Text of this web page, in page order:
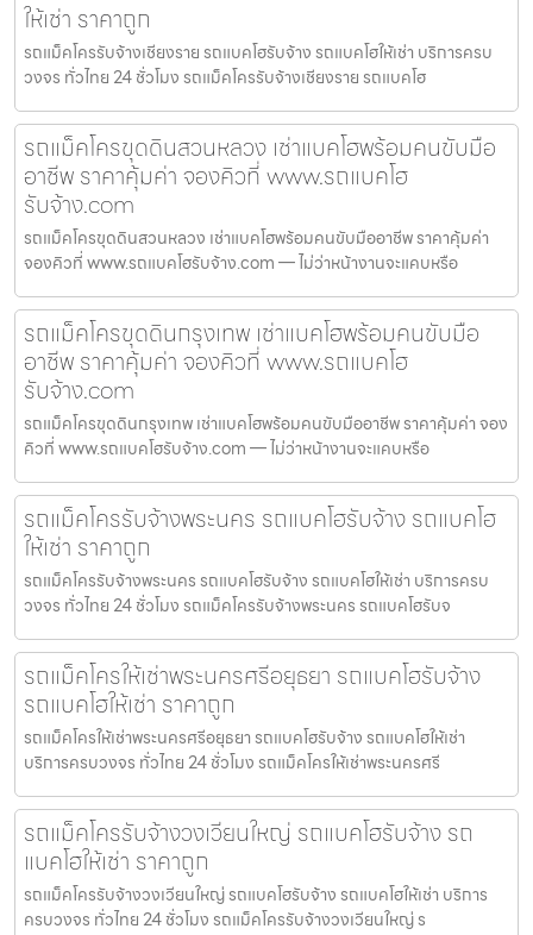
ให้เช่า ราคาถูก
รถแม็คโครรับจ้างเชียงราย รถแบคโฮรับจ้าง รถแบคโฮให้เช่า บริการครบ
วงจร ทั่วไทย 24 ชั่วโมง รถแม็คโครรับจ้างเชียงราย รถแบคโฮ
รถแม็คโครขุดดินสวนหลวง เช่าแบคโฮพร้อมคนขับมือ
อาชีพ ราคาคุ้มค่า จองคิวที่ www.รถแบคโฮ
รับจ้าง.com
รถแม็คโครขุดดินสวนหลวง เช่าแบคโฮพร้อมคนขับมืออาชีพ ราคาคุ้มค่า
จองคิวที่ www.รถแบคโฮรับจ้าง.com — ไม่ว่าหน้างานจะแคบหรือ
รถแม็คโครขุดดินกรุงเทพ เช่าแบคโฮพร้อมคนขับมือ
อาชีพ ราคาคุ้มค่า จองคิวที่ www.รถแบคโฮ
รับจ้าง.com
รถแม็คโครขุดดินกรุงเทพ เช่าแบคโฮพร้อมคนขับมืออาชีพ ราคาคุ้มค่า จอง
คิวที่ www.รถแบคโฮรับจ้าง.com — ไม่ว่าหน้างานจะแคบหรือ
รถแม็คโครรับจ้างพระนคร รถแบคโฮรับจ้าง รถแบคโฮ
ให้เช่า ราคาถูก
รถแม็คโครรับจ้างพระนคร รถแบคโฮรับจ้าง รถแบคโฮให้เช่า บริการครบ
วงจร ทั่วไทย 24 ชั่วโมง รถแม็คโครรับจ้างพระนคร รถแบคโฮรับจ
รถแม็คโครให้เช่าพระนครศรีอยุธยา รถแบคโฮรับจ้าง
รถแบคโฮให้เช่า ราคาถูก
รถแม็คโครให้เช่าพระนครศรีอยุธยา รถแบคโฮรับจ้าง รถแบคโฮให้เช่า
บริการครบวงจร ทั่วไทย 24 ชั่วโมง รถแม็คโครให้เช่าพระนครศรี
รถแม็คโครรับจ้างวงเวียนใหญ่ รถแบคโฮรับจ้าง รถ
แบคโฮให้เช่า ราคาถูก
รถแม็คโครรับจ้างวงเวียนใหญ่ รถแบคโฮรับจ้าง รถแบคโฮให้เช่า บริการ
ครบวงจร ทั่วไทย 24 ชั่วโมง รถแม็คโครรับจ้างวงเวียนใหญ่ ร